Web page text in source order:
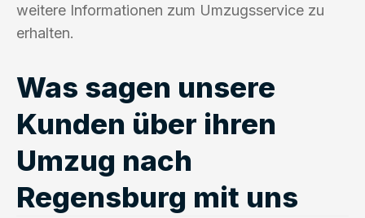
weitere Informationen zum Umzugsservice zu
erhalten.
Was sagen unsere
Kunden über ihren
Umzug nach
Regensburg mit uns